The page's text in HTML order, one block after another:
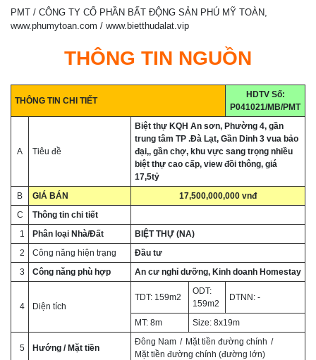
PMT / CÔNG TY CỔ PHẦN BẤT ĐỘNG SẢN PHÚ MỸ TOÀN,
www.phumytoan.com / www.bietthudalat.vip
THÔNG TIN NGUỒN
THÔNG TIN CHI TIẾT
HDTV Số:
P041021/MB/PMT
A Tiêu đề
Biệt thự KQH An sơn, Phường 4, gần
trung tâm TP .Đà Lạt, Gần Dinh 3 vua bảo
đại,, gần chợ, khu vực sang trọng nhiều
biệt thự cao cấp, view đồi thông, giá
17,5tỷ
B
GIÁ BÁN
17,500,000,000 vnđ
C
Thông tinchi tiết
1
Phân loại Nhà/Đất
BIỆT THỰ (NA)
2
Công năng hiện trạng
Đầu tư
3
Công năng phù hợp An cư nghỉ dưỡng, Kinh doanh Homestay
4 Diện tích
TDT: 159m2
ODT:
159m2
DTNN: -
MT: 8m Size: 8x19m
5 Hướng / Mặt tiền
Đông Nam
Mặt tiền đường chính
Mặt tiền đường chính (đường lớn)